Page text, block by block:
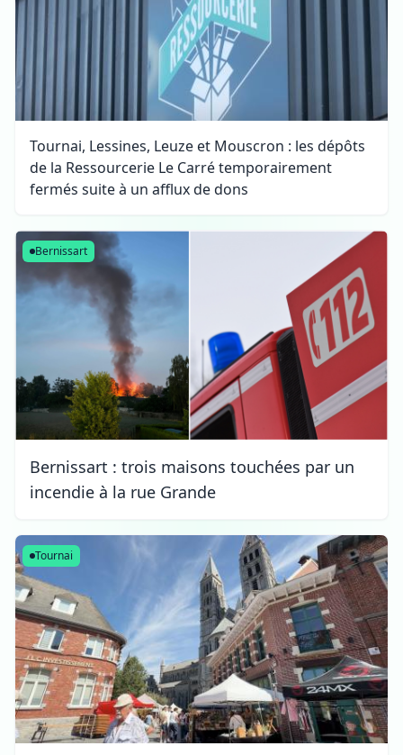
Tournai, Lessines, Leuze et Mouscron : les dépôts
de la Ressourcerie Le Carré temporairement
fermés suite à un afflux de dons
Bernissart
Bernissart : trois maisons touchées par un
incendie à la rue Grande
Tournai